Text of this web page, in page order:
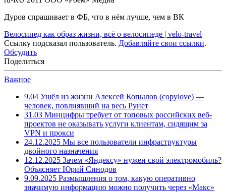
Дуров спрашивает в ФБ, что в нём лучше, чем в ВК
Велосипед как образ жизни, всё о велосипеде | velo-travel
Ссылку подсказал пользователь. Добавляйте свои ссылки.
Обсудить
Поделиться
Важное
9.04 Ушёл из жизни Алексей Копылов (copylove) —
человек, повлиявший на весь Рунет
31.03 Минцифры требует от топовых российских веб-
проектов не оказывать услуги клиентам, сидящим за
VPN и прокси
24.12.2025 Мы все пользователи инфраструктуры
двойного назначения
12.12.2025 Зачем «Яндексу» нужен свой электромобиль?
Объясняет Юрий Синодов
9.09.2025 Размышления о том, какую оперативно
значимую информацию можно получить через «Макс»